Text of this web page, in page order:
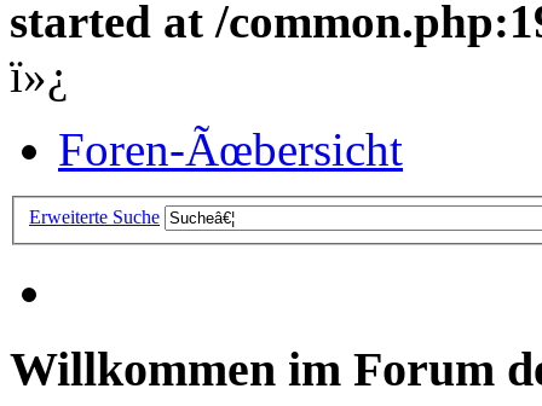
started at /
ï»¿
Foren-Ãœbersicht
Erweiterte Suche
Willkommen im Forum